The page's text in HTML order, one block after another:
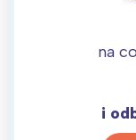
na
i